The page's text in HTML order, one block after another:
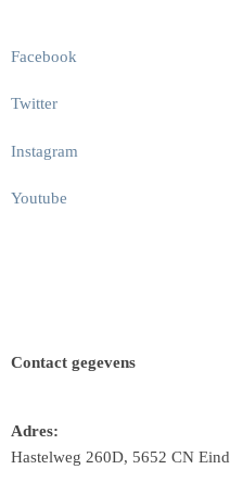
Facebook
Twitter
Instagram
Youtube
Contact gegevens
Adres:
Hastelweg 260D, 5652 CN